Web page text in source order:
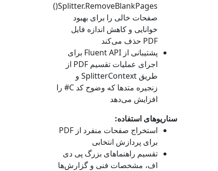
Splitter.RemoveBlankPages()
صفحات خالی را برای بهبود
خوانایی و کاهش اندازه فایل
PDF حذف می‌کند
پشتیبانی از Fluent API برای
اجرای عملیات تقسیم PDF از
طریق SplitterContext و
زنجیره متدها که وضوح کد C# را
افزایش می‌دهد
سناریوهای استفاده:
استخراج صفحات منفرد از PDF
برای پردازش انتخابی
تقسیم راهنماهای بزرگ پی دی
اف، مشخصات فنی و گزارش‌ها